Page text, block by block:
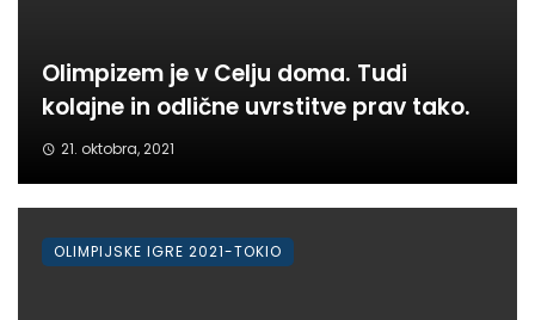
Olimpizem je v Celju doma. Tudi
kolajne in odlične uvrstitve prav tako.
21. oktobra, 2021
OLIMPIJSKE IGRE 2021-TOKIO